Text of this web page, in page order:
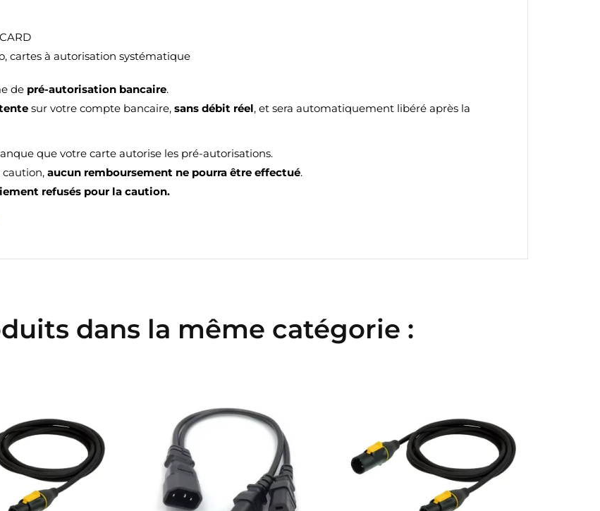
cartes à autorisation systématique
de pré-autorisation bancaire.
sur votre compte bancaire,sans débit réel, et sera automatiquement libéré après la
que votre carte autorise les pré-autorisations.
caution,aucun remboursement ne pourra être effectué.
refusés pour la caution.
dans la même catégorie :
UNE LISTE D'ENVIES
LISTE D'ENVIES
Annuler Créer une liste d'envies
être connecté pour ajouter des produits à votre liste